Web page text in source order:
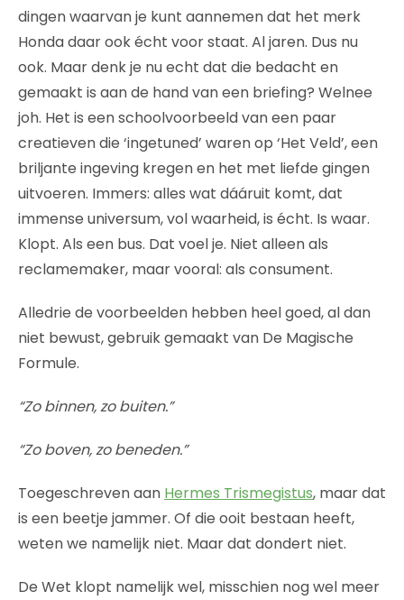
dingen waarvan je kunt aannemen dat het merk
Honda daar ook écht voor staat. Al jaren. Dus nu
ook. Maar denk je nu echt dat die bedacht en
gemaakt is aan de hand van een briefing? Welnee
joh. Het is een schoolvoorbeeld van een paar
creatieven die ‘ingetuned’ waren op ‘Het Veld’, een
briljante ingeving kregen en het met liefde gingen
uitvoeren. Immers: alles wat dááruit komt, dat
immense universum, vol waarheid, is écht. Is waar.
Klopt. Als een bus. Dat voel je. Niet alleen als
reclamemaker, maar vooral: als consument.
Alledrie de voorbeelden hebben heel goed, al dan
niet bewust, gebruik gemaakt van De Magische
Formule.
“Zo binnen, zo buiten.”
“Zo boven, zo beneden.”
Toegeschreven aan Hermes Trismegistus, maar dat
is een beetje jammer. Of die ooit bestaan heeft,
weten we namelijk niet. Maar dat dondert niet.
De Wet klopt namelijk wel, misschien nog wel meer